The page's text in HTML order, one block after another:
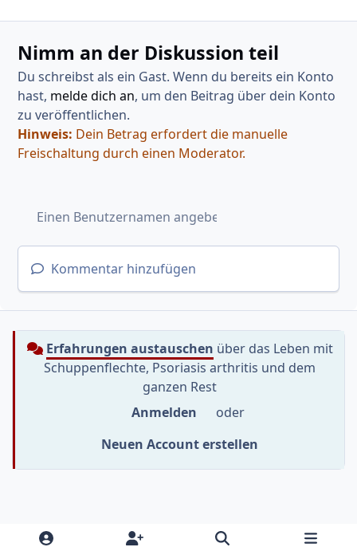
Nimm an der Diskussion teil
Du schreibst als ein Gast. Wenn du bereits ein Konto
hast, melde dich an, um den Beitrag über dein Konto
zu veröffentlichen.
Hinweis: Dein Betrag erfordert die manuelle
Freischaltung durch einen Moderator.
Kommentar hinzufügen
Erfahrungen austauschen über das Leben mit
Schuppenflechte, Psoriasis arthritis und dem
ganzen Rest
Anmelden
oder
Neuen Account erstellen